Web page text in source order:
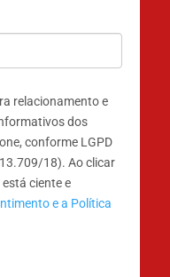
relacionamento e
dos
conforme LGPD
18). Ao clicar
ciente e
e a Política